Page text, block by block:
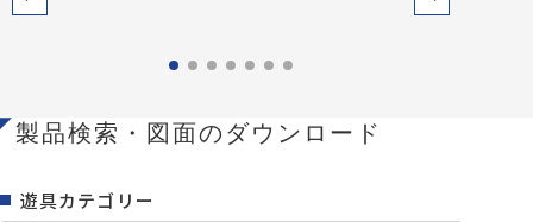
製品検索・図面のダウンロード
遊具カテゴリー